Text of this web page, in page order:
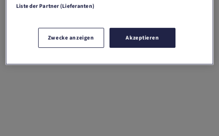
Liste der Partner (Lieferanten)
Zwecke anzeigen Akzeptieren